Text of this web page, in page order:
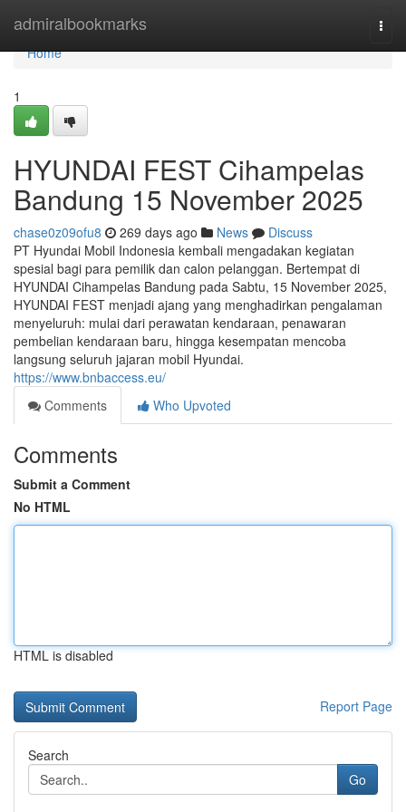
admiralbookmarks
Home
Home
1
HYUNDAI FEST Cihampelas
Bandung 15 November 2025
chase0z09ofu8 269 days ago News
Discuss
PT Hyundai Mobil Indonesia kembali mengadakan kegiatan
spesial bagi para pemilik dan calon pelanggan. Bertempat di
HYUNDAI Cihampelas Bandung pada Sabtu, 15 November 2025,
HYUNDAI FEST menjadi ajang yang menghadirkan pengalaman
menyeluruh: mulai dari perawatan kendaraan, penawaran
pembelian kendaraan baru, hingga kesempatan mencoba
langsung seluruh jajaran mobil Hyundai.
https://www.bnbaccess.eu/
Comments
Who Upvoted
Comments
Submit a Comment
No HTML
HTML is disabled
Report Page
Search
Go